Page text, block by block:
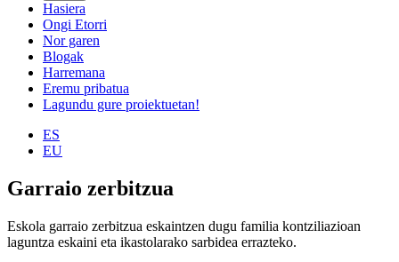
Hasiera
Ongi Etorri
Nor garen
Blogak
Harremana
Eremu pribatua
Lagundu gure proiektuetan!
ES
EU
Garraio zerbitzua
Eskola garraio zerbitzua eskaintzen dugu familia kontziliazioan
laguntza eskaini eta ikastolarako sarbidea errazteko.